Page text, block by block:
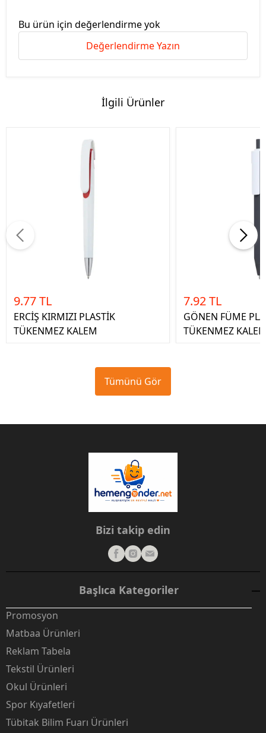
Bu ürün için değerlendirme yok
Değerlendirme Yazın
İlgili Ürünler
9.77 TL
ERCİŞ KIRMIZI PLASTİK
TÜKENMEZ KALEM
7.92 TL
GÖNEN FÜME
TÜKENMEZ
Tümünü Gör
Bizi takip edin
Başlıca Kategoriler
Promosyon
Matbaa Ürünleri
Reklam Tabela
Tekstil Ürünleri
Okul Ürünleri
Spor Kıyafetleri
Tübitak Bilim Fuarı Ürünleri